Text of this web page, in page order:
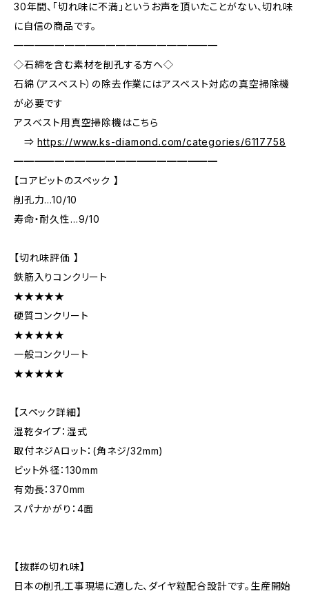
30年間、「切れ味に不満」というお声を頂いたことがない、切れ味
に自信の商品です。
━━━━━━━━━━━━━━━━━━━━
◇石綿を含む素材を削孔する方へ◇
石綿（アスベスト）の除去作業にはアスベスト対応の真空掃除機
が必要です
アスベスト用真空掃除機はこちら
⇒https://www.ks-diamond.com/categories/6117758
━━━━━━━━━━━━━━━━━━━━
【コアビットのスペック 】
削孔力…10/10
寿命・耐久性…9/10
【切れ味評価 】
鉄筋入りコンクリート
★★★★★
硬質コンクリート
★★★★★
一般コンクリート
★★★★★
【スペック詳細】
湿乾タイプ：湿式
取付ネジAロット：(角ネジ/32mm)
ビット外径：130mm
有効長：370mm
スパナかがり：4面
【抜群の切れ味】
日本の削孔工事現場に適した、ダイヤ粒配合設計です。生産開始